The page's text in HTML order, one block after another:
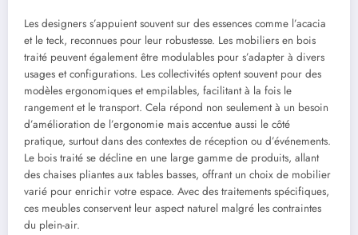
Les designers s’appuient souvent sur des essences comme l’acacia
et le teck, reconnues pour leur robustesse. Les mobiliers en bois
traité peuvent également être modulables pour s’adapter à divers
usages et configurations. Les collectivités optent souvent pour des
modèles ergonomiques et empilables, facilitant à la fois le
rangement et le transport. Cela répond non seulement à un besoin
d’amélioration de l’ergonomie mais accentue aussi le côté
pratique, surtout dans des contextes de réception ou d’événements.
Le bois traité se décline en une large gamme de produits, allant
des chaises pliantes aux tables basses, offrant un choix de mobilier
varié pour enrichir votre espace. Avec des traitements spécifiques,
ces meubles conservent leur aspect naturel malgré les contraintes
du plein-air.